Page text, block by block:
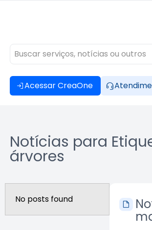
Acessar CreaOne
Notícias para
árvores
No posts found